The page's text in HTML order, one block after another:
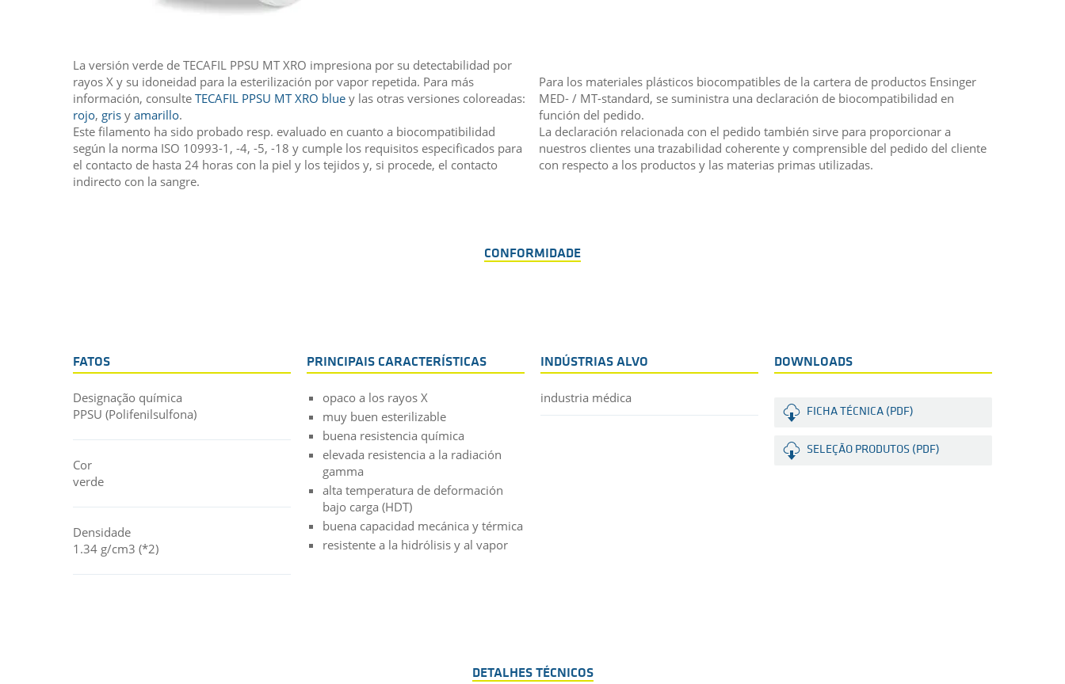
La versión verde de TECAFIL PPSU MT XRO impresiona por su detectabilidad por
rayos X y su idoneidad para la esterilización por vapor repetida. Para más
información, consulte TECAFIL PPSU MT XRO blue y las otras versiones coloreadas:
rojo, gris y amarillo.
Este filamento ha sido probado resp. evaluado en cuanto a biocompatibilidad
según la norma ISO 10993-1, -4, -5, -18 y cumple los requisitos especificados para
el contacto de hasta 24 horas con la piel y los tejidos y, si procede, el contacto
indirecto con la sangre.
Para los materiales plásticos biocompatibles de la cartera de productos Ensinger
MED- / MT-standard, se suministra una declaración de biocompatibilidad en
función del pedido.
La declaración relacionada con el pedido también sirve para proporcionar a
nuestros clientes una trazabilidad coherente y comprensible del pedido del cliente
con respecto a los productos y las materias primas utilizadas.
CONFORMIDADE
FATOS
Designação química
PPSU (Polifenilsulfona)
Cor
verde
Densidade
1.34 g/cm3 (*2)
PRINCIPAIS CARACTERÍSTICAS
opaco a los rayos X
muy buen esterilizable
buena resistencia química
elevada resistencia a la radiación
gamma
alta temperatura de deformación
bajo carga (HDT)
buena capacidad mecánica y térmica
resistente a la hidrólisis y al vapor
INDÚSTRIAS ALVO
industria médica
DOWNLOADS
FICHA TÉCNICA (PDF)
SELEÇÃO PRODUTOS (PDF)
DETALHES TÉCNICOS